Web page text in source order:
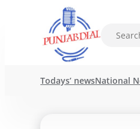
Todays’ newsNational